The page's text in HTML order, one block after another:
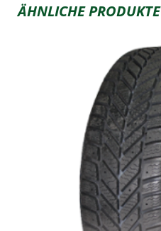
ÄHNLICHE PRODUKTE